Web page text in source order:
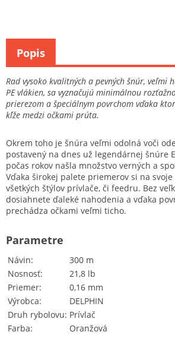
Rad vysoko kvalitných a pevných šnúr, veľmi
PE vlákien, sa vyznačujú minimálnou
prierezom a špeciálnym povrchom vďaka
kĺže medzi očkami prúta.
Okrem toho je šnúra veľmi odolná voči
postavený na dnes už legendárnej šnúre
počas rokov našla množstvo verných a
Vďaka širokej palete priemerov si na
všetkých štýlov prívlače, či feedru. Bez
dosiahnete ďaleké nahodenia a vďaka
prechádza očkami veľmi ticho.
Návin
300 m
Nosnosť
21,8 lb
Priemer
0,16 mm
Výrobca
DELPHIN
Druh rybolovu Prívlač
Farba
Oranžová
Parametre
Popis